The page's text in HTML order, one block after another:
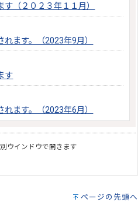
（２０２３年１１月）
ます。（2023年9月）
す
ます。（2023年6月）
ウインドウで開きます
ページの先頭へ